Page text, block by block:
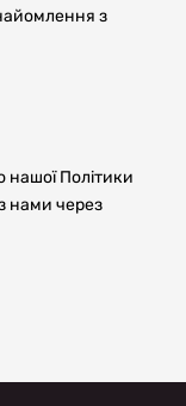
з
нашої Політики
нами через